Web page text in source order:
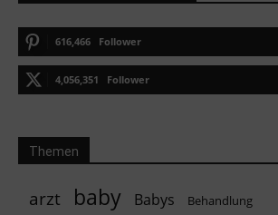
616,466 Follower
4,056,351 Follower
Themen
arzt baby Babys Behandlung